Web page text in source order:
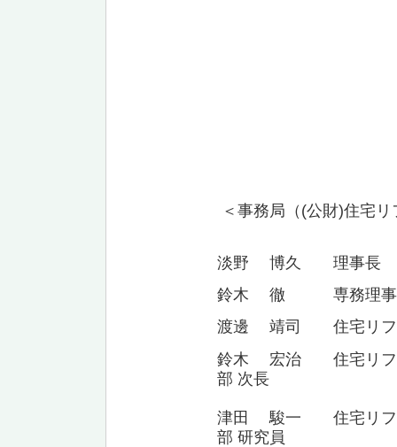
＜事務局 （ (公財)住宅リ
淡野 博久 理事長
鈴木 徹 専務理事
渡邊 靖司 住宅リフォ
鈴木 宏治 住宅リフォ
部 次長
津田 駿一 住宅リフォ
部 研究員